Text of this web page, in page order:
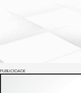
PUBLICIDADE